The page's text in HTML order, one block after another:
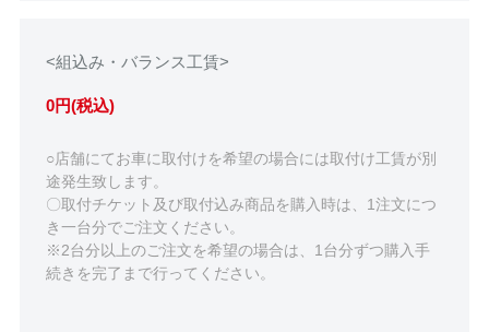
<組込み・バランス工賃>
0円(税込)
○店舗にてお車に取付けを希望の場合には取付け工賃が別
途発生致します。
〇取付チケット及び取付込み商品を購入時は、1注文につ
き一台分でご注文ください。
※2台分以上のご注文を希望の場合は、1台分ずつ購入手
続きを完了まで行ってください。